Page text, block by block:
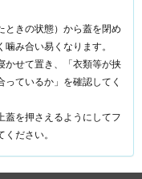
ときの状態）から蓋を閉め
み合い易くなります。
かせて置き、「衣類等が挟
ているか」を確認してく
蓋を押さえるようにしてフ
ださい。